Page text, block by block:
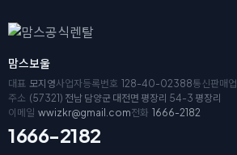
맘스보울
대표 모지영사업자등록번호 128-40-02388통신판매업
주소 (57321) 전남 담양군 대전면 평장리 54-3 평장리
이메일 wwizkr@gmail.com전화 1666-2182
1666-2182